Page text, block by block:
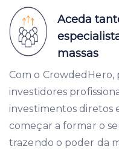
Aceda
massas
Com o CrowdedHero,
investidores
investimentos diretos
começar a formar o
trazendo o poder da